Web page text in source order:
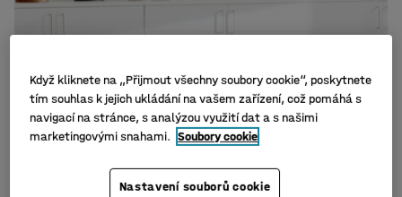
Když kliknete na „Přijmout všechny soubory cookie“, poskytnete
tím souhlas k jejich ukládání na vašem zařízení, což pomáhá s
navigací na stránce, s analýzou využití dat a s našimi
marketingovými snahami. Soubory cookie
Nastavení souborů cookie